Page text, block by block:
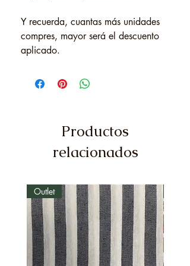
Y recuerda, cuantas más unidades
compres, mayor será el descuento
aplicado.
Productos
relacionados
Outlet